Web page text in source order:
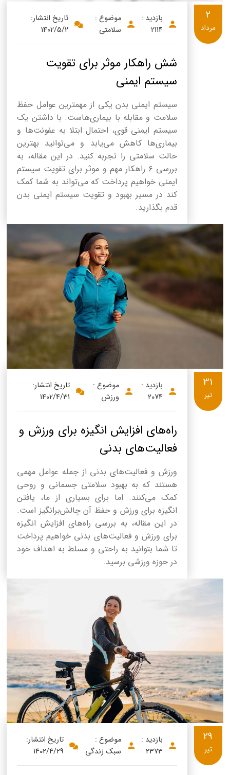
بازدید :
2114
موضوع :
سلامتی
تاریخ انتشار:
1402/5/2
شش راهکار موثر برای تقویت
سیستم ایمنی
سیستم ایمنی بدن یکی از مهمترین عوامل حفظ
سلامت و مقابله با بیماری‌هاست. با داشتن یک
سیستم ایمنی قوی، احتمال ابتلا به عفونت‌ها و
بیماری‌ها کاهش می‌یابد و می‌توانید بهترین
حالت سلامتی را تجربه کنید. در این مقاله، به
بررسی ۶ راهکار مهم و موثر برای تقویت سیستم
ایمنی خواهیم پرداخت که می‌تواند به شما کمک
کند در مسیر بهبود و تقویت سیستم ایمنی بدن
قدم بگذارید.
2
مرداد
بازدید :
2074
موضوع :
ورزش
تاریخ انتشار:
1402/4/31
راه‌های افزایش انگیزه برای ورزش و
فعالیت‌های بدنی
ورزش و فعالیت‌های بدنی از جمله عوامل مهمی
هستند که به بهبود سلامتی جسمانی و روحی
کمک می‌کنند. اما برای بسیاری از ما، یافتن
انگیزه برای ورزش و حفظ آن چالش‌برانگیز است.
در این مقاله، به بررسی راه‌های افزایش انگیزه
برای ورزش و فعالیت‌های بدنی خواهیم پرداخت
تا شما بتوانید به راحتی و مسلط به اهداف خود
در حوزه ورزشی برسید.
31
تیر
بازدید :
2373
موضوع :
سبک زندگی
تاریخ انتشار:
1402/4/29
29
تیر